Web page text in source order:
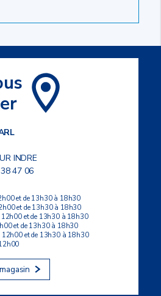
INDRE
47 06
et de 13h30 à 18h30
et de 13h30 à 18h30
12h00 et de 13h30 à 18h30
et de 13h30 à 18h30
12h00 et de 13h30 à 18h30